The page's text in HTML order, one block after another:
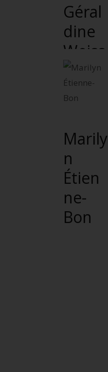
Géral
dine
Weiss
Marily
n
Étien
ne-
Bon